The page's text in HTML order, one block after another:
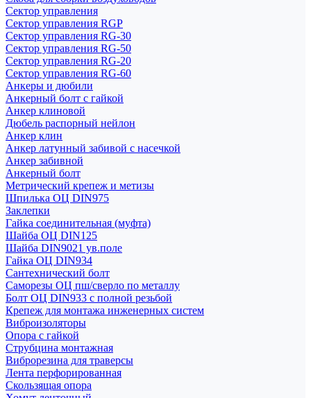
Сектор управления
Сектор управления RGP
Сектор управления RG-30
Сектор управления RG-50
Сектор управления RG-20
Сектор управления RG-60
Анкеры и дюбили
Анкерный болт с гайкой
Анкер клиновой
Дюбель распорный нейлон
Анкер клин
Анкер латунный забивой с насечкой
Анкер забивной
Анкерный болт
Метрический крепеж и метизы
Шпилька ОЦ DIN975
Заклепки
Гайка соединительная (муфта)
Шайба ОЦ DIN125
Шайба DIN9021 ув.поле
Гайка ОЦ DIN934
Сантехнический болт
Саморезы ОЦ пш/сверло по металлу
Болт ОЦ DIN933 с полной резьбой
Крепеж для монтажа инженерных систем
Виброизоляторы
Опора с гайкой
Струбцина монтажная
Виброрезина для траверсы
Лента перфорированная
Скользящая опора